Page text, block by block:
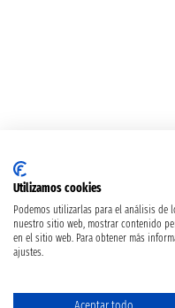
Utilizamos cookies
Podemos utilizarlas para el análisis de
nuestro sitio web, mostrar contenido
en el sitio web. Para obtener más
ajustes.